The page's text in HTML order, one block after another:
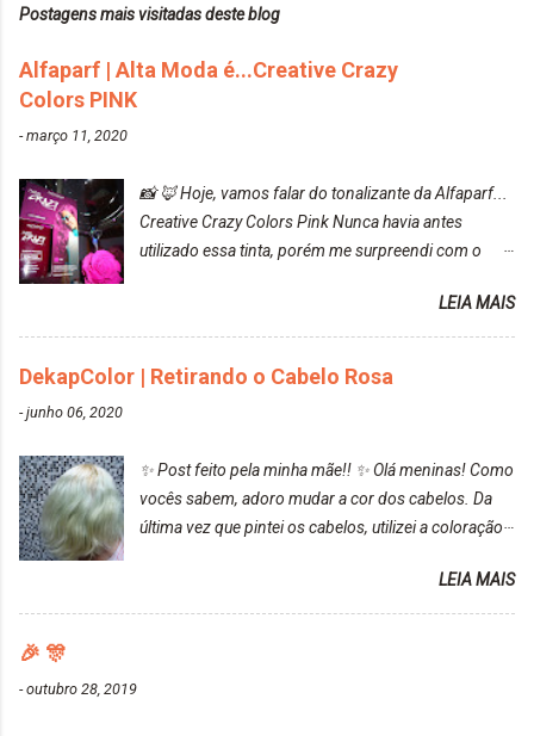
Postagens mais visitadas deste blog
Alfaparf | Alta Moda é...Creative Crazy
Colors PINK
-março 11, 2020
📸 🦊 Hoje, vamos falar do tonalizante da Alfaparf...
Creative Crazy Colors Pink Nunca havia antes
utilizado essa tinta, porém me surpreendi com o
turquesa (meio desbotado), e após a utilização meu
cabelo ficou roxo com mechinhas azul, rosa e meio
cinza... FICOU LINDOOOOO!!! Cabelo antes: Cabelo
depois: Bom, sobre a tinta, eu achei ela muito liquida,
tinta ficava manchado. Meu banheiro inteiro ficou
rosa, minha mão, meu corpo todo, porém, ela tem
uma fixação muito boa (Deu para perceber kkk) Sem
LEIA MAIS
DekapColor | Retirando o Cabelo Rosa
-junho 06, 2020
✨ Post feito pela minha mãe!! ✨ Olá meninas! Como
vocês sabem, adoro mudar a cor dos cabelos. Da
última vez que pintei os cabelos, utilizei a coloração
ressaltar que meu cabelo estava platinado. O tom
ficou um rosa antigo, cobriu muito bem e não
LEIA MAIS
🎉 🎊
-outubro 28, 2019